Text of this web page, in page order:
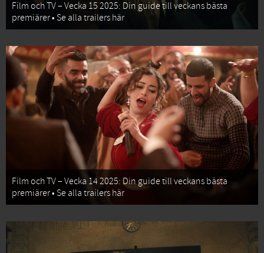
Film och TV – Vecka 15 2025: Din guide till veckans bästa
premiärer • Se alla trailers här
Film och TV – Vecka 14 2025: Din guide till veckans bästa
premiärer • Se alla trailers här